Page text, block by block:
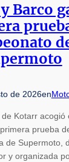
Barco
de 2026en
de Kotarr acogió
prueba
de Supermoto,
y organizada